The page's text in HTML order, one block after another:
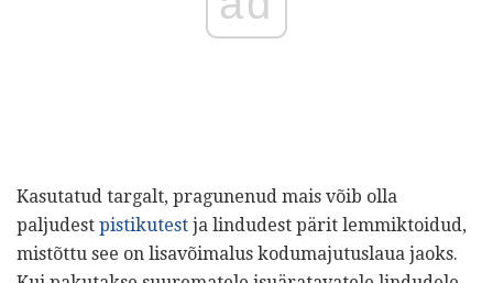
Kasutatud targalt, pragunenud mais võib olla
paljudest pistikutest ja lindudest pärit lemmiktoidud,
mistõttu see on lisavõimalus kodumajutuslaua jaoks.